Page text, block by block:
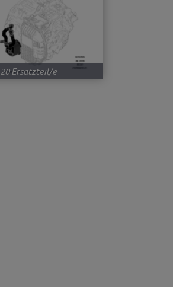
20 Ersatzteil/e